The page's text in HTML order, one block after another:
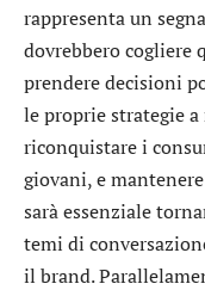
rappresenta un
dovrebbero cogliere
prendere decisioni
le proprie strategie
riconquistare i
giovani, e
sarà essenziale
temi di
il brand.